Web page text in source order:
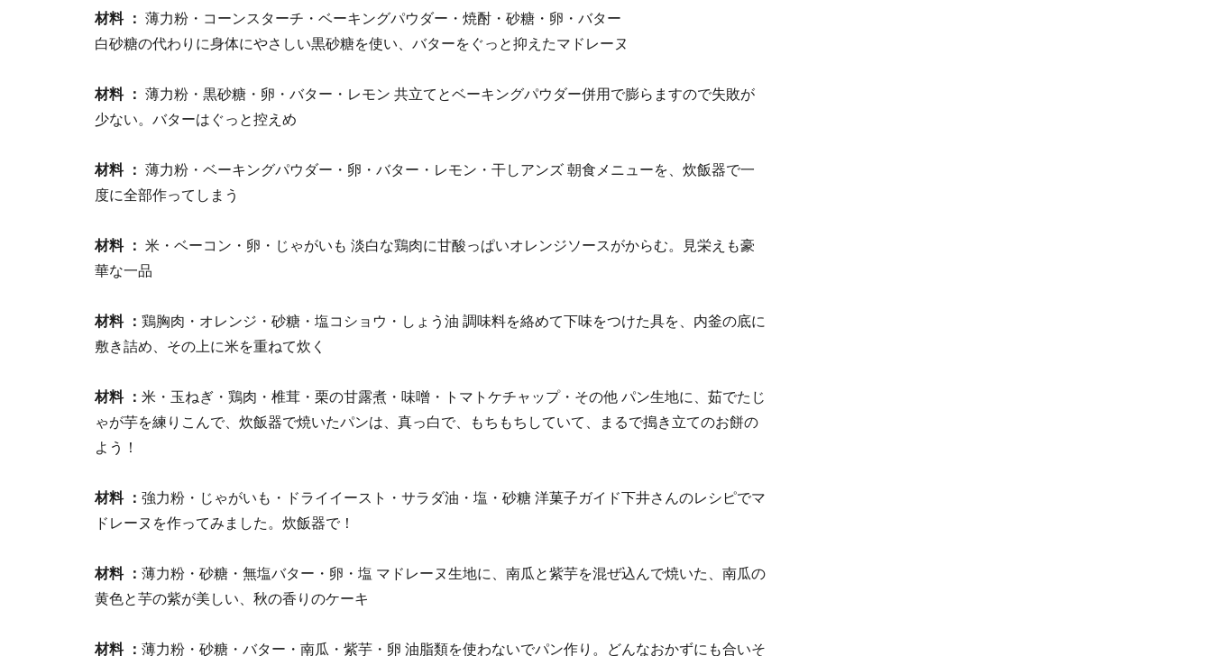
材料 ： 薄力粉・コーンスターチ・ベーキングパウダー・焼酎・砂糖・卵・バター
白砂糖の代わりに身体にやさしい黒砂糖を使い、バターをぐっと抑えたマドレーヌ
材料 ： 薄力粉・黒砂糖・卵・バター・レモン 共立てとベーキングパウダー併用で膨らますので失敗が
少ない。バターはぐっと控えめ
材料 ： 薄力粉・ベーキングパウダー・卵・バター・レモン・干しアンズ 朝食メニューを、炊飯器で一
度に全部作ってしまう
材料 ： 米・ベーコン・卵・じゃがいも 淡白な鶏肉に甘酸っぱいオレンジソースがからむ。見栄えも豪
華な一品
材料 ： 鶏胸肉・オレンジ・砂糖・塩コショウ・しょう油 調味料を絡めて下味をつけた具を、内釜の底に
敷き詰め、その上に米を重ねて炊く
材料 ： 米・玉ねぎ・鶏肉・椎茸・栗の甘露煮・味噌・トマトケチャップ・その他 パン生地に、茹でたじ
ゃが芋を練りこんで、炊飯器で焼いたパンは、真っ白で、もちもちしていて、まるで搗き立てのお餅の
よう！
材料 ： 強力粉・じゃがいも・ドライイースト・サラダ油・塩・砂糖 洋菓子ガイド下井さんのレシピでマ
ドレーヌを作ってみました。炊飯器で！
材料 ： 薄力粉・砂糖・無塩バター・卵・塩 マドレーヌ生地に、南瓜と紫芋を混ぜ込んで焼いた、南瓜の
黄色と芋の紫が美しい、秋の香りのケーキ
材料 ： 薄力粉・砂糖・バター・南瓜・紫芋・卵 油脂類を使わないでパン作り。どんなおかずにも合いそ